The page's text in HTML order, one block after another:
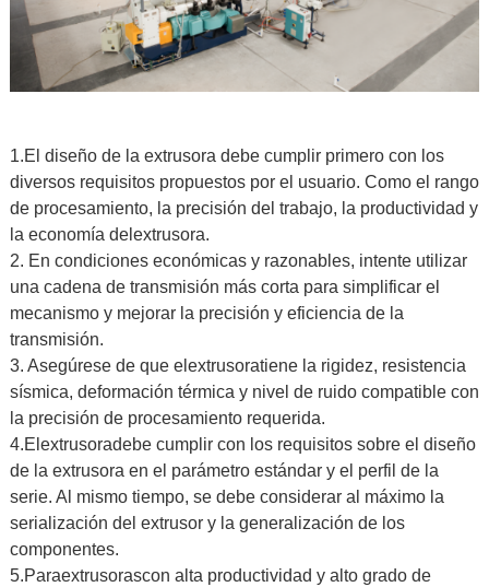
1.El diseño de la extrusora debe cumplir primero con los
diversos requisitos propuestos por el usuario. Como el rango
de procesamiento, la precisión del trabajo, la productividad y
la economía del extrusora.
2. En condiciones económicas y razonables, intente utilizar
una cadena de transmisión más corta para simplificar el
mecanismo y mejorar la precisión y eficiencia de la
transmisión.
3. Asegúrese de que el extrusoratiene la rigidez, resistencia
sísmica, deformación térmica y nivel de ruido compatible con
la precisión de procesamiento requerida.
4.El extrusoradebe cumplir con los requisitos sobre el diseño
de la extrusora en el parámetro estándar y el perfil de la
serie. Al mismo tiempo, se debe considerar al máximo la
serialización del extrusor y la generalización de los
componentes.
5.Paraextrusorascon alta productividad y alto grado de